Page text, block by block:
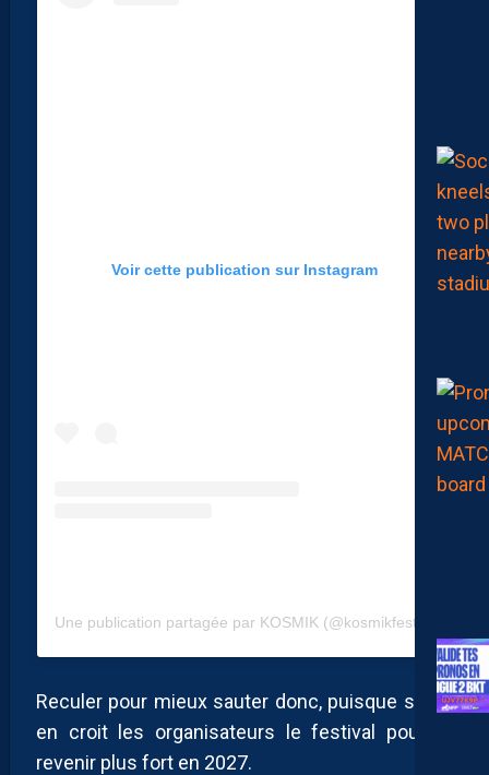
Voir cette publication sur Instagram
Reculer pour mieux sauter donc, puisque si l’on
en croit les organisateurs le festival pourrait
revenir plus fort en 2027.